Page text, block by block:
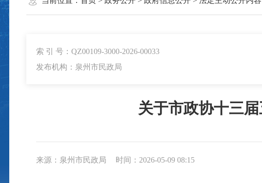
索 引 号：QZ00109-3000-2026-00033
发布机构：泉州市民政局
关于市政协十三
来源：泉州市民政局 时间：2026-05-09 08:15